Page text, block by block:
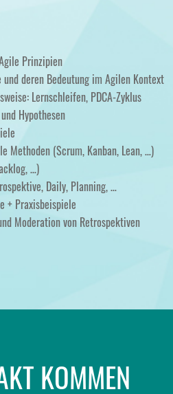
Prinzipien
deren Bedeutung im Agilen Kontext
Lernschleifen, PDCA-Zyklus
Hypothesen
Methoden (Scrum, Kanban, Lean, …)
…)
Daily, Planning, …
+ Praxisbeispiele
Moderation von Retrospektiven
KOMMEN